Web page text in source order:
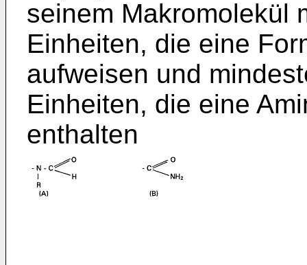
seinem Makromolekül
Einheiten, die eine
aufweisen und
Einheiten, die eine
enthalten